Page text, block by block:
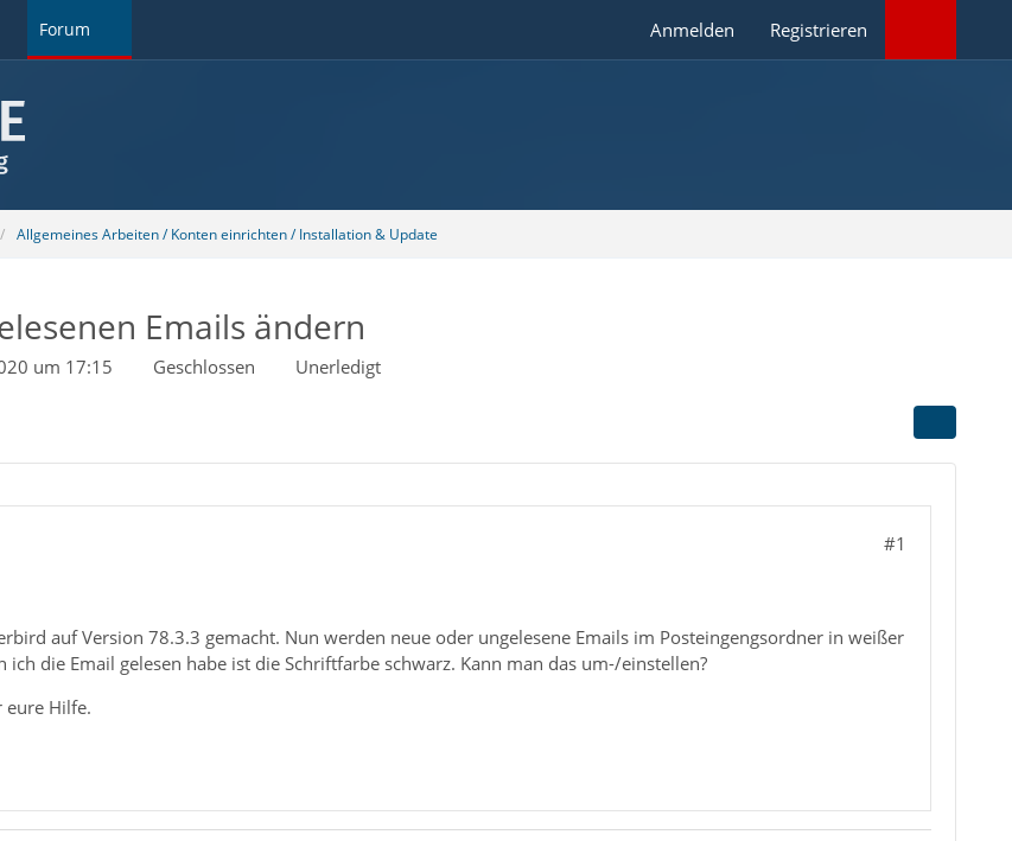
Forum Anmelden Registrieren
Allgemeines Arbeiten / Konten einrichten / Installation & Update
Emails ändern
um 17:15 Geschlossen Unerledigt
#1
auf Version 78.3.3 gemacht. Nun werden neue oder ungelesene Emails im Posteingengsordner in weißer
ich die Email gelesen habe ist die Schriftfarbe schwarz. Kann man das um-/einstellen?
eure Hilfe.